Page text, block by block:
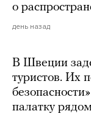
о
день назад
В Швеции
туристов. Их
палатку